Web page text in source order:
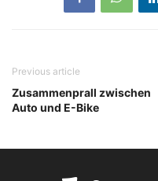
Previous article
Zusammenprall zwischen
Auto und E-Bike